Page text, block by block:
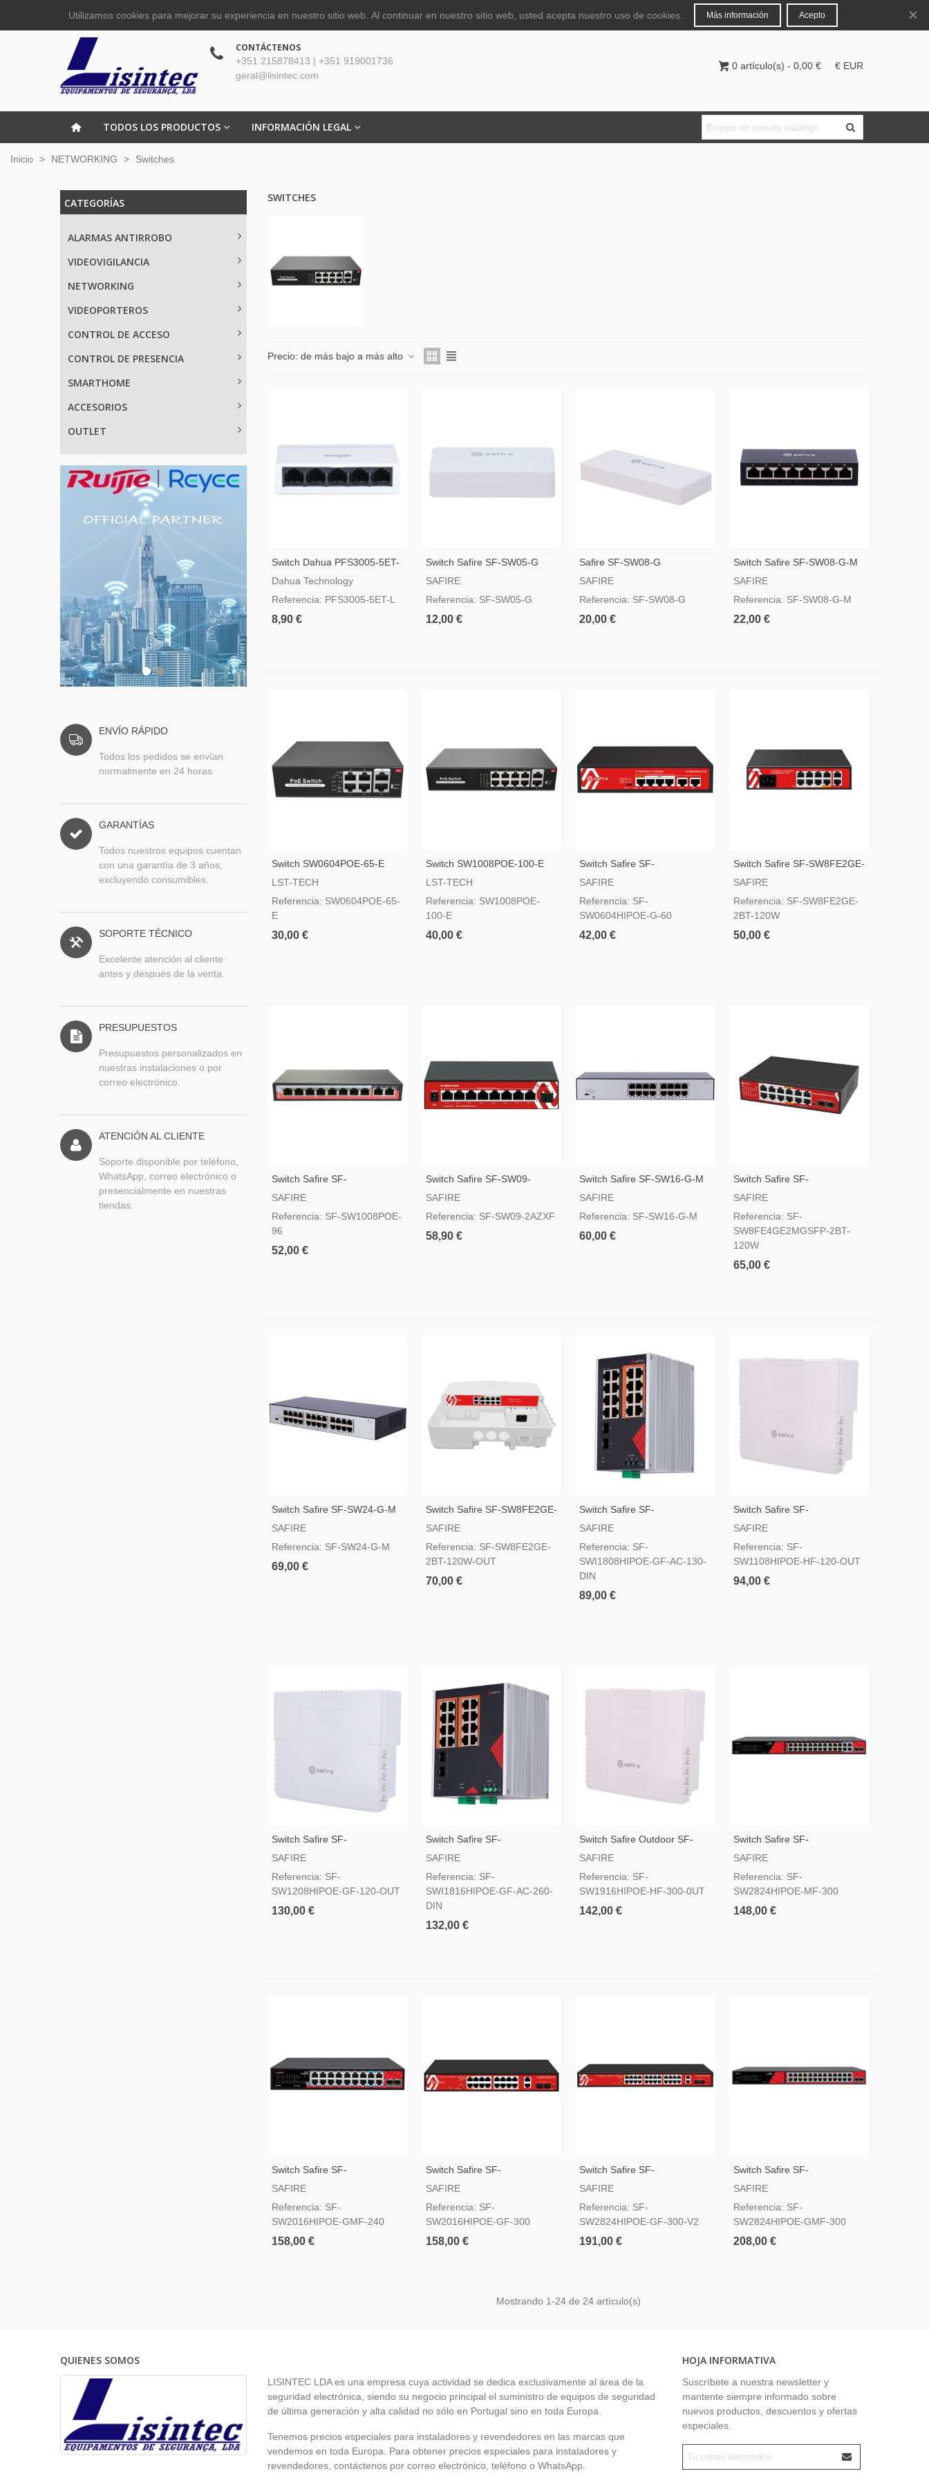
Español Iniciar sesión
CONTÁCTENOS
+351 215878413 | +351 919001736
geral@lisintec.com
0 artículo(s) - 0,00 € € EUR
TODOS LOS PRODUCTOS INFORMACIÓN LEGAL
Inicio > NETWORKING > Switches
CATEGORÍAS
ALARMAS ANTIRROBO
VIDEOVIGILANCIA
NETWORKING
VIDEOPORTEROS
CONTROL DE ACCESO
CONTROL DE PRESENCIA
SMARTHOME
ACCESORIOS
OUTLET
ENVÍO RÁPIDO
Todos los pedidos se envían
normalmente en 24 horas.
GARANTÍAS
Todos nuestros equipos cuentan
con una garantía de 3 años,
excluyendo consumibles.
SOPORTE TÉCNICO
Excelente atención al cliente
antes y después de la venta.
PRESUPUESTOS
Presupuestos personalizados en
nuestras instalaciones o por
correo electrónico.
ATENCIÓN AL CLIENTE
Soporte disponible por teléfono,
WhatsApp, correo electrónico o
presencialmente en nuestras
tiendas.
SWITCHES
Precio: de más bajo a más alto
Switch Dahua PFS3005-5ET-
L
Dahua Technology
Referencia: PFS3005-5ET-L
8,90 €
Switch Safire SF-SW05-G
SAFIRE
Referencia: SF-SW05-G
12,00 €
Safire SF-SW08-G
SAFIRE
Referencia: SF-SW08-G
20,00 €
Switch Safire SF-SW08-G-M
SAFIRE
Referencia: SF-SW08-G-M
22,00 €
Switch SW0604POE-65-E
LST-TECH
Referencia: SW0604POE-65-
E
30,00 €
Switch SW1008POE-100-E
LST-TECH
Referencia: SW1008POE-
100-E
40,00 €
Switch Safire SF-
SW0604HIPOE-G-60
SAFIRE
Referencia: SF-
SW0604HIPOE-G-60
42,00 €
Switch Safire SF-SW8FE2GE-
2BT-120W
SAFIRE
Referencia: SF-SW8FE2GE-
2BT-120W
50,00 €
Switch Safire SF-
SW1008POE-96
SAFIRE
Referencia: SF-SW1008POE-
96
52,00 €
Switch Safire SF-SW09-
2AZXF
SAFIRE
Referencia: SF-SW09-2AZXF
58,90 €
Switch Safire SF-SW16-G-M
SAFIRE
Referencia: SF-SW16-G-M
60,00 €
Switch Safire SF-
SW8FE4GE2MGSFP-2BT-
SAFIRE
Referencia: SF-
SW8FE4GE2MGSFP-2BT-
120W
65,00 €
Switch Safire SF-SW24-G-M
SAFIRE
Referencia: SF-SW24-G-M
69,00 €
Switch Safire SF-SW8FE2GE-
2BT-120W-OUT
SAFIRE
Referencia: SF-SW8FE2GE-
2BT-120W-OUT
70,00 €
Switch Safire SF-
SWI1808HIPOE-GF-AC-130-
SAFIRE
Referencia: SF-
SWI1808HIPOE-GF-AC-130-
DIN
89,00 €
Switch Safire SF-
SW1108HIPOE-HF-120-OUT
SAFIRE
Referencia: SF-
SW1108HIPOE-HF-120-OUT
94,00 €
Switch Safire SF-
SW1208HIPOE-GF-120-OUT
SAFIRE
Referencia: SF-
SW1208HIPOE-GF-120-OUT
130,00 €
Switch Safire SF-
SWI1816HIPOE-GF-AC-260-
SAFIRE
Referencia: SF-
SWI1816HIPOE-GF-AC-260-
DIN
132,00 €
Switch Safire Outdoor SF-
SW1916HIPOE-HF-300-OUT
SAFIRE
Referencia: SF-
SW1916HIPOE-HF-300-0UT
142,00 €
Switch Safire SF-
SW2824HIPOE-MF-300
SAFIRE
Referencia: SF-
SW2824HIPOE-MF-300
148,00 €
Switch Safire SF-
SW2016HIPOE-GMF-240
SAFIRE
Referencia: SF-
SW2016HIPOE-GMF-240
158,00 €
Switch Safire SF-
SW2016HIPOE-GF-300
SAFIRE
Referencia: SF-
SW2016HIPOE-GF-300
158,00 €
Switch Safire SF-
SW2824HIPOE-GF-300-V2
SAFIRE
Referencia: SF-
SW2824HIPOE-GF-300-V2
191,00 €
Switch Safire SF-
SW2824HIPOE-GMF-300
SAFIRE
Referencia: SF-
SW2824HIPOE-GMF-300
208,00 €
Mostrando 1-24 de 24 artículo(s)
QUIENES SOMOS
LISINTEC LDA es una empresa cuya actividad se dedica exclusivamente al área de la
seguridad electrónica, siendo su negocio principal el suministro de equipos de seguridad
de última generación y alta calidad no sólo en Portugal sino en toda Europa.
Tenemos precios especiales para instaladores y revendedores en las marcas que
vendemos en toda Europa. Para obtener precios especiales para instaladores y
revendedores, contáctenos por correo electrónico, teléfono o WhatsApp.
HOJA INFORMATIVA
Suscríbete a nuestra newsletter y
mantente siempre informado sobre
nuevos productos, descuentos y ofertas
especiales.
Utilizamos cookies para mejorar su experiencia en nuestro sitio web. Al continuar en nuestro sitio web, usted acepta nuestro uso de cookies. Más información Acepto ×